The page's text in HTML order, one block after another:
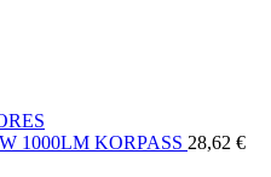
1000LM KORPASS 28,62 €